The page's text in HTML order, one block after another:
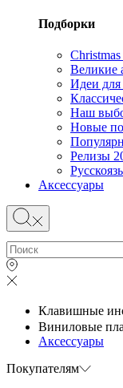
Подборки
Великие
Идеи для
Наш
Новые
Релизы
Аксессуары
Клавишные
Виниловые
Аксессуары
Покупателям